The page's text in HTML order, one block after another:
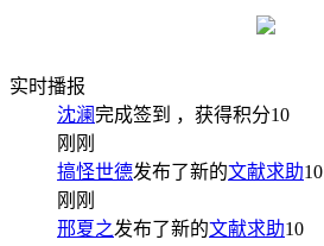
实时播报
沈澜完成签到 ，获得积分10
刚刚
搞怪世德发布了新的文献求助10
刚刚
邢夏之发布了新的文献求助10